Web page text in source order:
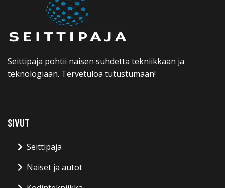
Seittipaja pohtii naisen suhdetta tekniikkaan ja
teknologiaan. Tervetuloa tutustumaan!
SIVUT
Seittipaja
Naiset ja autot